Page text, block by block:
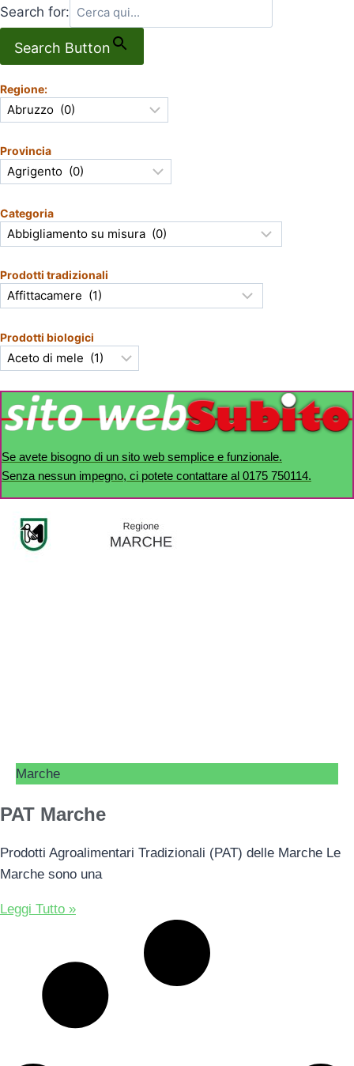
Search for:
Search Button
Regione:
Provincia
Categoria
Prodotti tradizionali
Prodotti biologici
Se avete bisogno di un sito web semplice e funzionale.
Senza nessun impegno, ci potete contattare al 0175 750114.
Marche
PAT Marche
Prodotti Agroalimentari Tradizionali (PAT) delle Marche Le
Marche sono una
Leggi Tutto »